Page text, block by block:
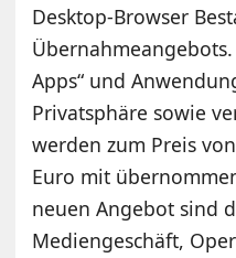
Desktop-Browser
Apps“ und
Privatsphäre sowie
werden zum Preis
Euro mit
neuen Angebot sind
Mediengeschäft,